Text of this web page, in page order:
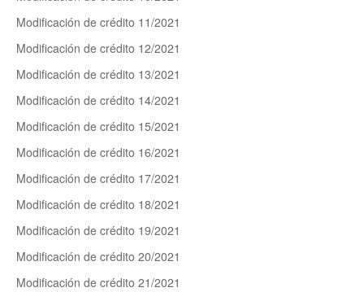
Modificación de crédito 11/2021
Modificación de crédito 12/2021
Modificación de crédito 13/2021
Modificación de crédito 14/2021
Modificación de crédito 15/2021
Modificación de crédito 16/2021
Modificación de crédito 17/2021
Modificación de crédito 18/2021
Modificación de crédito 19/2021
Modificación de crédito 20/2021
Modificación de crédito 21/2021